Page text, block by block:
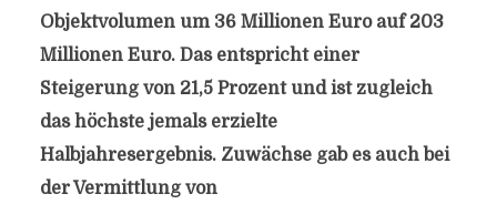
Objektvolumen um 36 Millionen Euro auf 203
Millionen Euro. Das entspricht einer
Steigerung von 21,5 Prozent und ist zugleich
das höchste jemals erzielte
Halbjahresergebnis. Zuwächse gab es auch bei
der Vermittlung von